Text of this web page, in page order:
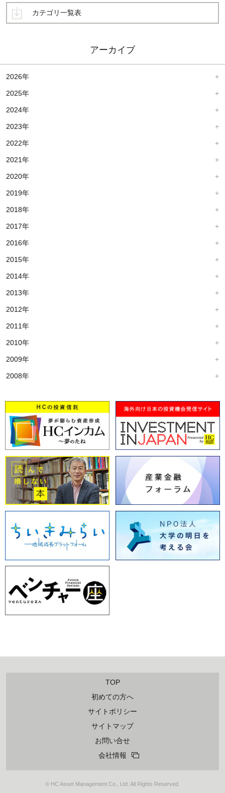
カテゴリ一覧表
アーカイブ
2026年
2025年
2024年
2023年
2022年
2021年
2020年
2019年
2018年
2017年
2016年
2015年
2014年
2013年
2012年
2011年
2010年
2009年
2008年
TOP
初めての方へ
サイトポリシー
サイトマップ
お問い合せ
会社情報
© HC Asset Management Co., Ltd. All Rights Reserved.